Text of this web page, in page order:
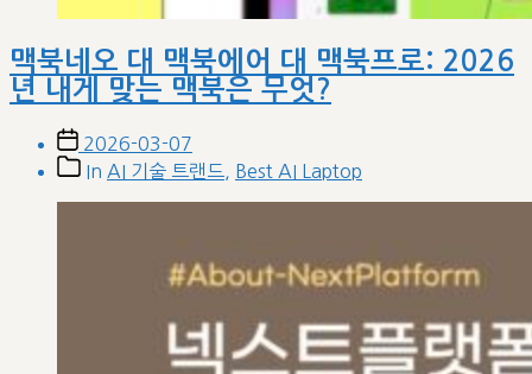
맥북네오 대 맥북에어 대 맥북프로: 2026
년 내게 맞는 맥북은 무엇?
Post
date
2026-03-07
PostIn AI 기술 트랜드 Best AI Laptop